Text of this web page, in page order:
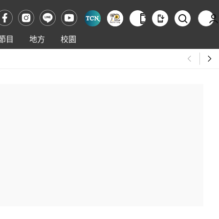
目 地方 校園